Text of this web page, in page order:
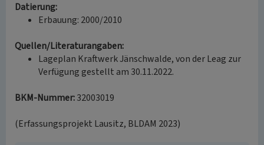
Datierung:
Erbauung: 2000/2010
Quellen/Literaturangaben:
Lageplan Kraftwerk Jänschwalde, von der Leag zur
Verfügung gestellt am 30.11.2022.
BKM-Nummer:32003019
(Erfassungsprojekt Lausitz, BLDAM 2023)